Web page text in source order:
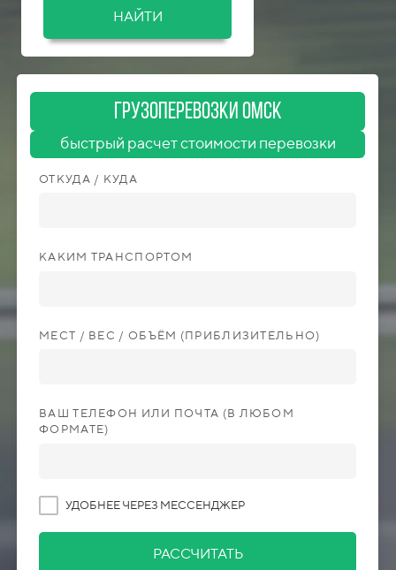
НАЙТИ
ГрузоперевозкИ Омск
быстрый расчет стоимости перевозки
ОТКУДА / КУДА
КАКИМ ТРАНСПОРТОМ
МЕСТ / ВЕС / ОБЪЁМ (ПРИБЛИЗИТЕЛЬНО)
ВАШ ТЕЛЕФОН ИЛИ ПОЧТА (В ЛЮБОМ
ФОРМАТЕ)
УДОБНЕЕ ЧЕРЕЗ МЕССЕНДЖЕР
РАССЧИТАТЬ